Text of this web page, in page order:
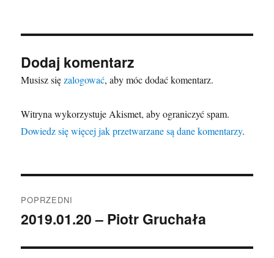
Dodaj komentarz
Musisz sięzalogować, aby móc dodać komentarz.
Witryna wykorzystuje Akismet, aby ograniczyć spam.
Dowiedz się więcej jak przetwarzane są dane komentarzy.
wpisu
POPRZEDNI
Poprzedni
2019.01.20 – Piotr Gruchała